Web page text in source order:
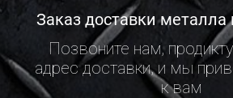
Заказ доставки металла
Позвоните нам,
адрес доставки, и мы
к вам